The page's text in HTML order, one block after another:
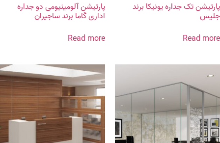
پارتیشن تک جداره یونیکا برند
جلیس
Read more
پارتیشن آلومینیومی دو جداره
اداری گاما برند ساجیران
Read more